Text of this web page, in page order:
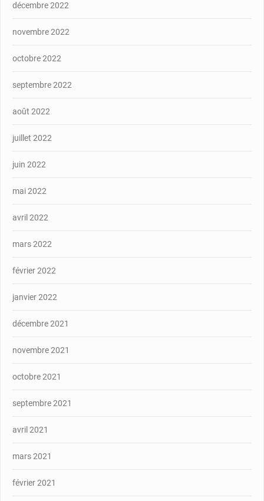
décembre 2022
novembre 2022
octobre 2022
septembre 2022
août 2022
juillet 2022
juin 2022
mai 2022
avril 2022
mars 2022
février 2022
janvier 2022
décembre 2021
novembre 2021
octobre 2021
septembre 2021
avril 2021
mars 2021
février 2021